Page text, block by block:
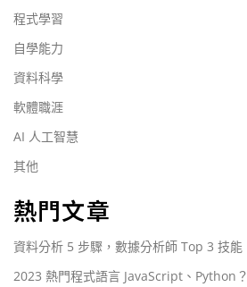
程式學習
自學能力
資料科學
軟體職涯
AI 人工智慧
其他
熱門文章
資料分析 5 步驟，數據分析師 Top 3 技能
2023 熱門程式語言 JavaScript、Python？